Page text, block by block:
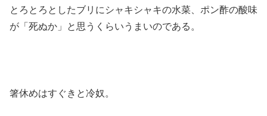
とろとろとしたブリにシャキシャキの水菜、ポン酢の酸味
が「死ぬか」と思うくらいうまいのである。
箸休めはすぐきと冷奴。